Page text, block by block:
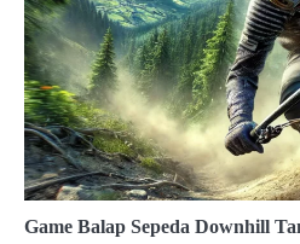
Game Balap Sepeda Downhill